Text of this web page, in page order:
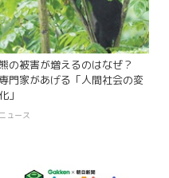
の被害が増えるのはなぜ？
専門家があげる「人間社会の変
化」
ニュース